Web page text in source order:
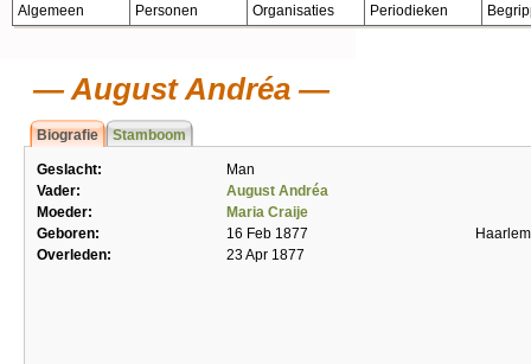
Algemeen Personen Organisaties Periodieken
August Andréa
Biografie Stamboom
Geslacht:
Man
Vader:
August Andréa
Moeder:
Maria Craije
Geboren:
16 Feb 1877
Haarlem
Overleden:
23 Apr 1877